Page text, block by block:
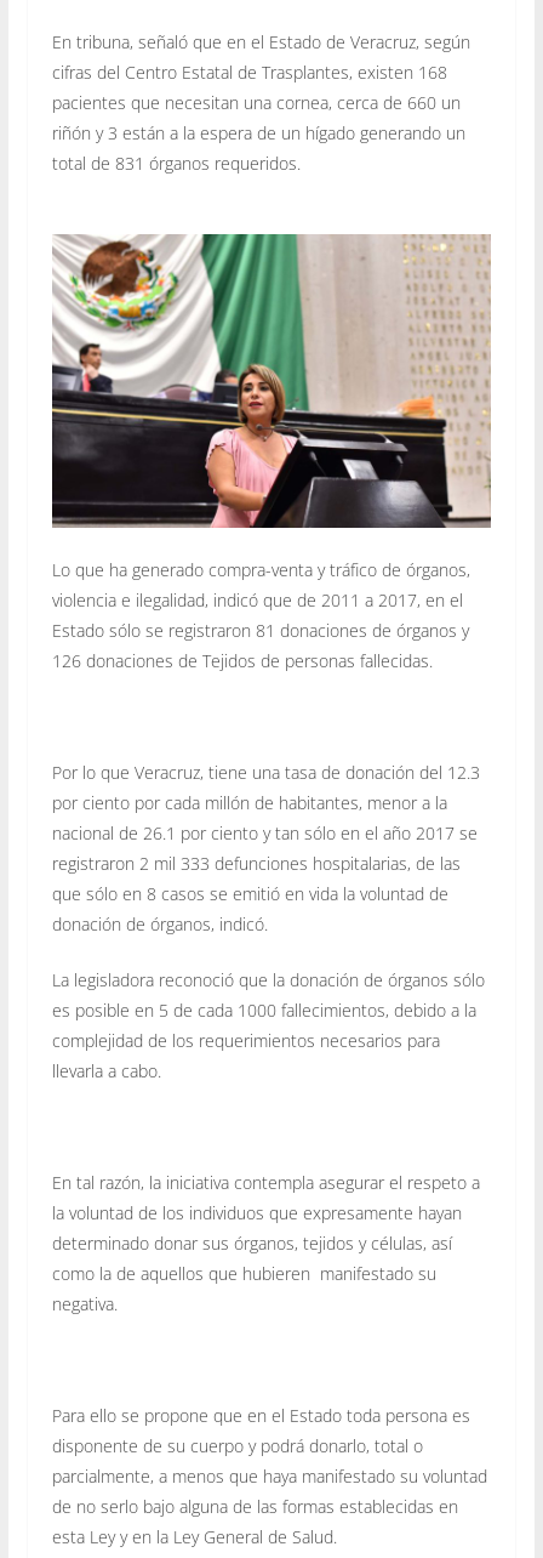
En tribuna, señaló que en el Estado de Veracruz, según
cifras del Centro Estatal de Trasplantes, existen 168
pacientes que necesitan una cornea, cerca de 660 un
riñón y 3 están a la espera de un hígado generando un
total de 831 órganos requeridos.
Lo que ha generado compra-venta y tráfico de órganos,
violencia e ilegalidad, indicó que de 2011 a 2017, en el
Estado sólo se registraron 81 donaciones de órganos y
126 donaciones de Tejidos de personas fallecidas.
Por lo que Veracruz, tiene una tasa de donación del 12.3
por ciento por cada millón de habitantes, menor a la
nacional de 26.1 por ciento y tan sólo en el año 2017 se
registraron 2 mil 333 defunciones hospitalarias, de las
que sólo en 8 casos se emitió en vida la voluntad de
donación de órganos, indicó.
La legisladora reconoció que la donación de órganos sólo
es posible en 5 de cada 1000 fallecimientos, debido a la
complejidad de los requerimientos necesarios para
llevarla a cabo.
En tal razón, la iniciativa contempla asegurar el respeto a
la voluntad de los individuos que expresamente hayan
determinado donar sus órganos, tejidos y células, así
como la de aquellos que hubieren manifestado su
negativa.
Para ello se propone que en el Estado toda persona es
disponente de su cuerpo y podrá donarlo, total o
parcialmente, a menos que haya manifestado su voluntad
de no serlo bajo alguna de las formas establecidas en
esta Ley y en la Ley General de Salud.